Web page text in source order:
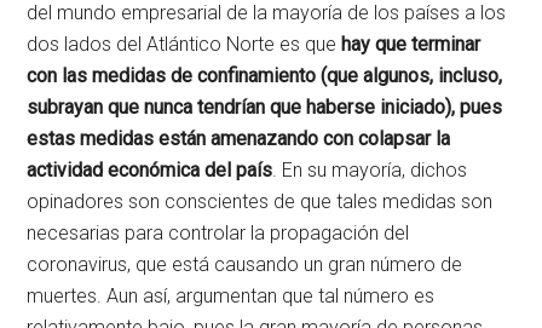
del mundo empresarial de la mayoría de los países a los
dos lados del Atlántico Norte es que hay que terminar
con las medidas de confinamiento (que algunos, incluso,
subrayan que nunca tendrían que haberse iniciado), pues
estas medidas están amenazando con colapsar la
actividad económica del país. En su mayoría, dichos
opinadores son conscientes de que tales medidas son
necesarias para controlar la propagación del
coronavirus, que está causando un gran número de
muertes. Aun así, argumentan que tal número es